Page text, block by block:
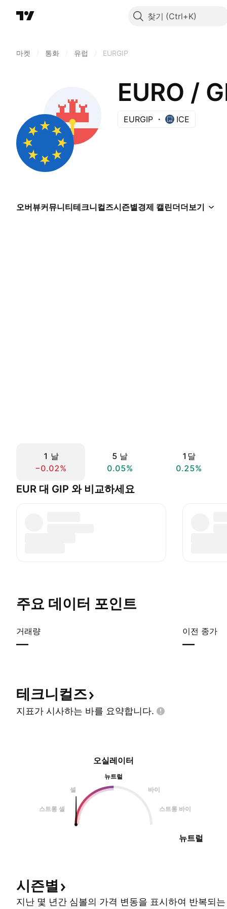
찾기
마켓 통화 유럽 EURGIP
EURO /
EURGIP ICE
오버뷰커뮤니티테크니컬즈시즌별경제 캘린더더보기
1 날
−0.02%
5 날
0.05%
1달
0.25%
EUR 대 GIP 와 비교하세요
주요 데이터 포인트
거래량
—
이전 종가
—
테크니컬즈
지표가 시사하는 바를 요약합니다.
오실레이터
뉴트럴
셀
바이
스트롱 셀 스트롱 바이
뉴트럴
시즌별
지난 몇 년간 심볼의 가격 변동을 표시하여 반복되